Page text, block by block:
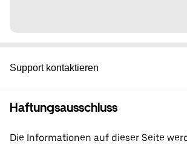
Support kontaktieren
Haftungsausschluss
Die Informationen auf dieser Seite